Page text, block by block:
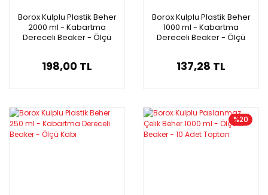
Borox Kulplu Plastik Beher
2000 ml - Kabartma
Dereceli Beaker - Ölçü
198,00 TL
Borox Kulplu Plastik Beher
1000 ml - Kabartma
Dereceli Beaker - Ölçü
137,28 TL
%20